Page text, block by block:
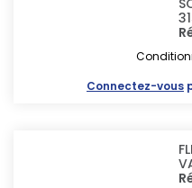
Connectez-vous